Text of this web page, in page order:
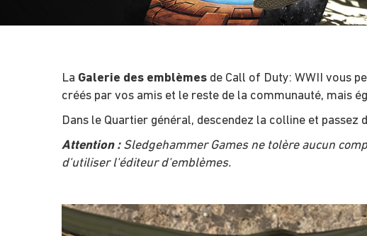
La Galerie des emblèmes de Call of Duty: WWII vous
créés par vos amis et le reste de la communauté, mais
Dans le Quartier général, descendez la colline et
Attention :Sledgehammer Games ne tolère aucun
d'utiliser l'éditeur d'emblèmes.